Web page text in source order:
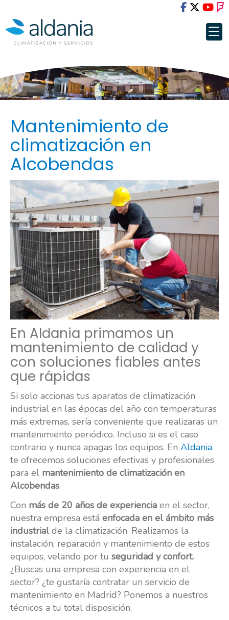
Mantenimiento de
climatización en
Alcobendas
En Aldania primamos un
mantenimiento de calidad y
con soluciones fiables antes
que rápidas
Si solo accionas tus aparatos de climatización
industrial en las épocas del año con temperaturas
más extremas, sería conveniente que realizaras un
mantenimiento periódico. Incluso si es el caso
contrario y nunca apagas los equipos. En Aldania
te ofrecemos soluciones efectivas y profesionales
para el mantenimiento de climatización en
Alcobendas.
Con más de 20 años de experiencia en el sector,
nuestra empresa está enfocada en el ámbito más
industrial de la climatización. Realizamos la
instalación, reparación y mantenimiento de estos
equipos, velando por tu seguridad y confort.
¿Buscas una empresa con experiencia en el
sector? ¿te gustaría contratar un servicio de
mantenimiento en Madrid? Ponemos a nuestros
técnicos a tu total disposición.